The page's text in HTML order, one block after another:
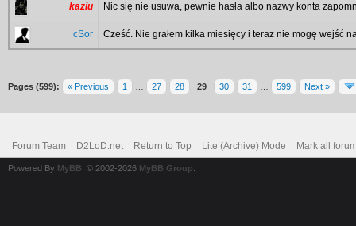
kaziu Nic się nie usuwa, pewnie hasła albo nazwy konta
cSor Cześć. Nie grałem kilka miesięcy i teraz nie mogę wejść
Pages (599): « Previous 1 27 28 29 30 31 599 Next »
Forum Team D2LoD.net Return to Top Lite (Archive) Mode Mark all
Powered By MyBB , © 2002-2026 MyBB Group